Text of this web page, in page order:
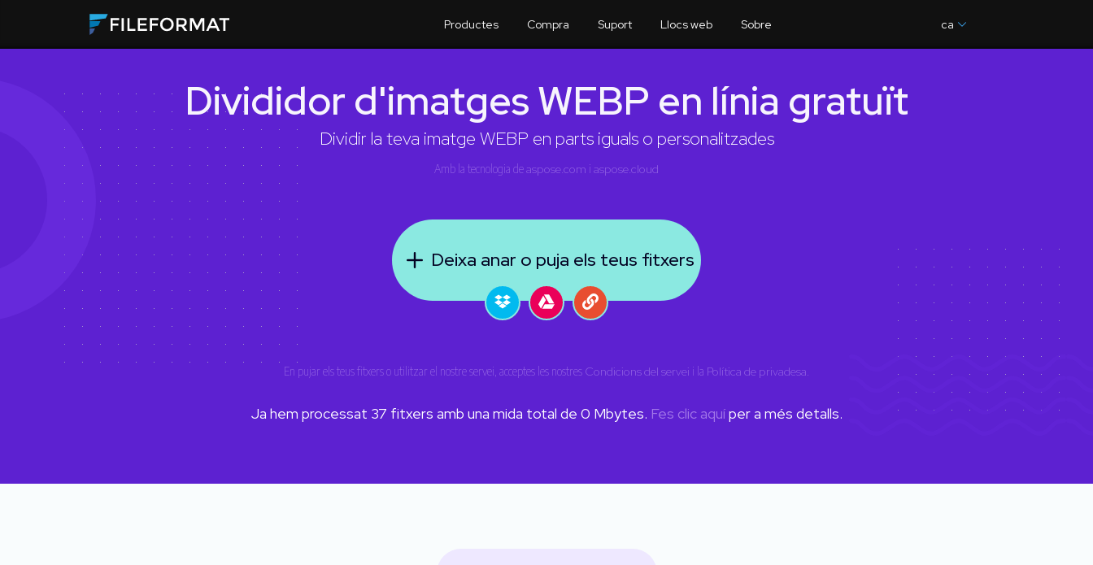
ca
Productes Compra Suport Llocs web Sobre
Divididor d'imatges WEBP en línia gratuït
Dividir la teva imatge WEBP en parts iguals o personalitzades
Amb la tecnologia deaspose.com i aspose.cloud
Deixa anar o puja els teus fitxers
En pujar els teus fitxers o utilitzar el nostre servei, acceptes les nostres Condicions del servei i la Política de privadesa
Ja hem processat 37 fitxers amb una mida total de 0 Mbytes. Fes clic aquíper a més detalls.